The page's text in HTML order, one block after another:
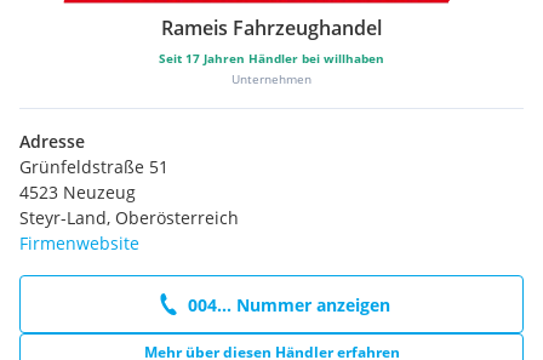
Rameis Fahrzeughandel
Seit 17 Jahren Händler bei willhaben
Unternehmen
Adresse
Grünfeldstraße 51
4523 Neuzeug
Steyr-Land, Oberösterreich
Firmenwebsite
004... Nummer anzeigen
Mehr über diesen Händler erfahren